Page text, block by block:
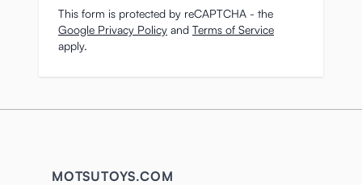
This form is protected by reCAPTCHA - the
Google Privacy Policy and Terms of Service
apply.
MOTSUTOYS.COM